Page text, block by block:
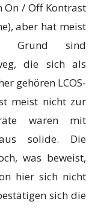
On / Off Kontrast
aber hat meist
Grund sind
die sich als
gehören LCOS-
meist nicht zur
waren mit
solide. Die
was beweist,
hier sich nicht
sich die